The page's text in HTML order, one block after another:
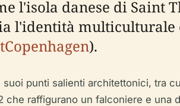
l'isola danese di Saint
l'identità
).
punti salienti architettonici, tra
raffigurano un falconiere e una